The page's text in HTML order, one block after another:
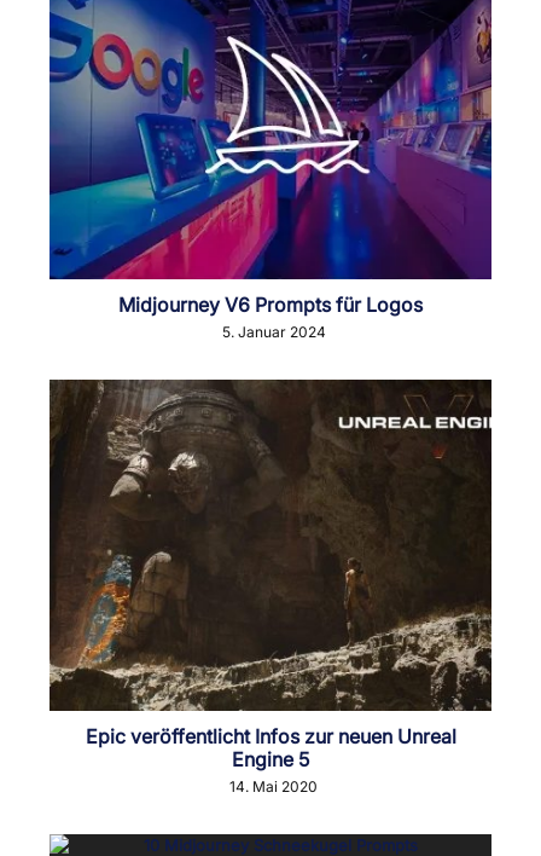
Midjourney V6 Prompts für Logos
5. Januar 2024
Epic veröffentlicht Infos zur neuen Unreal
Engine 5
14. Mai 2020